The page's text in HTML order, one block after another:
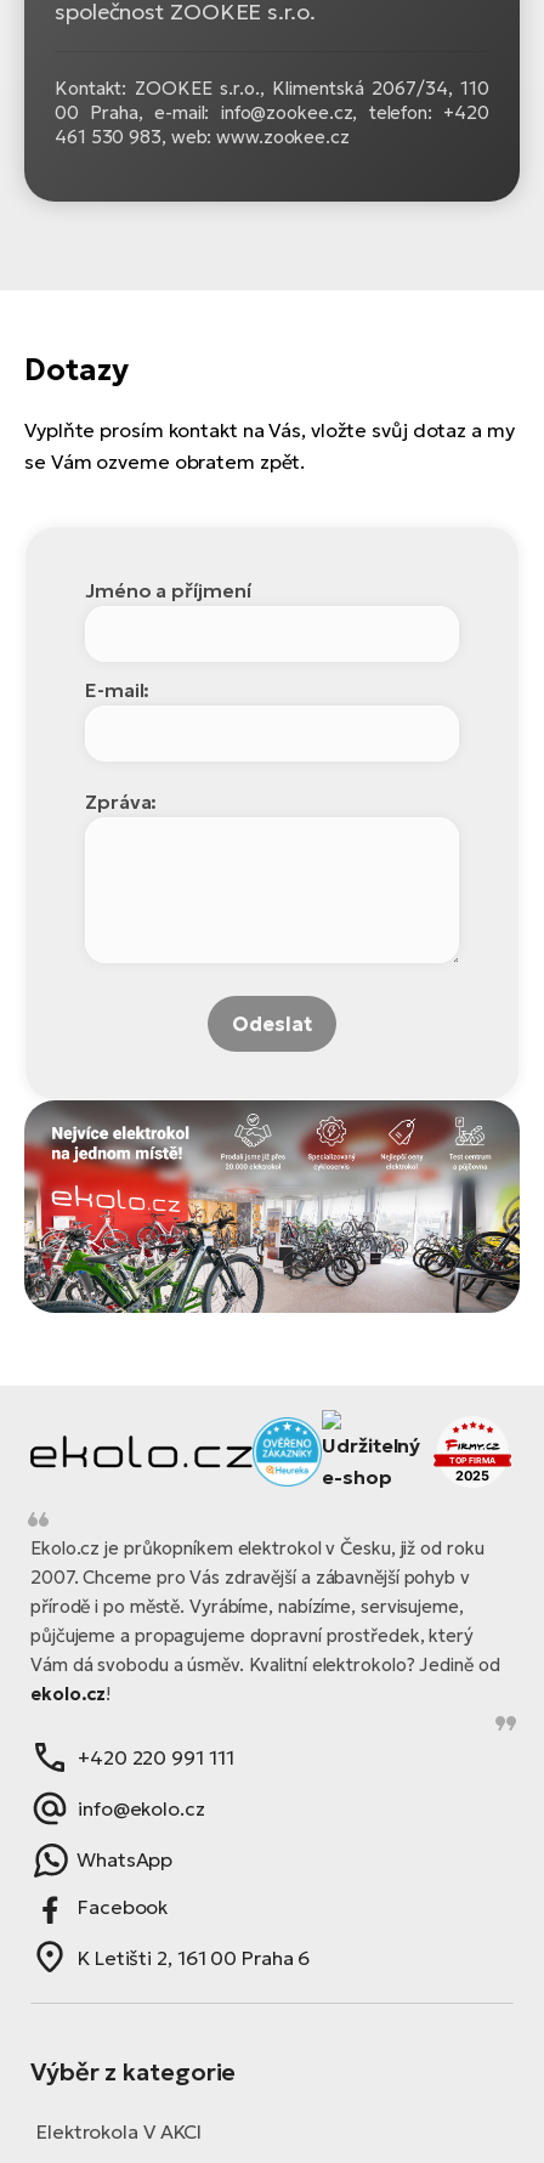
společnost ZOOKEE s.r.o.
Kontakt: ZOOKEE s.r.o., Klimentská 2067/34, 110
00 Praha, e-mail: info@zookee.cz, telefon: +420
461 530 983, web: www.zookee.cz
Dotazy
Vyplňte prosím kontakt na Vás, vložte svůj dotaz a my
se Vám ozveme obratem zpět.
Jméno a příjmení
E-mail:
Zpráva:
Odeslat
Ekolo.cz je průkopníkem elektrokol v Česku, již od roku
2007. Chceme pro Vás zdravější a zábavnější pohyb v
přírodě i po městě. Vyrábíme, nabízíme, servisujeme,
půjčujeme a propagujeme dopravní prostředek, který
Vám dá svobodu a úsměv. Kvalitní elektrokolo? Jedině od
ekolo.cz!
+420 220 991 111
info@ekolo.cz
WhatsApp
Facebook
K Letišti 2, 161 00 Praha 6
Výběr z kategorie
Elektrokola V AKCI